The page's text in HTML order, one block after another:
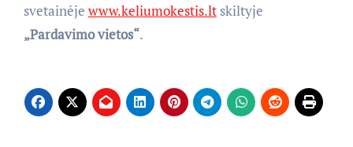
svetainėje www.keliumokestis.ltskiltyje
„Pardavimo vietos“.